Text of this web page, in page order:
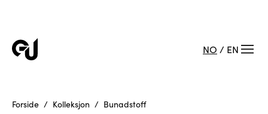
NO / EN
Forside Kolleksjon Bunadstoff